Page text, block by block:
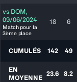
vs DOM,
09/06/2024
Match pour la
3ème place
18 6
CUMULÉS 142 49
EN
MOYENNE
23.6 8.2